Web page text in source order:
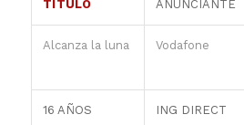
TÏTULO ANUNCIANTE
Alcanza la luna Vodafone
16 AÑOS
ING DIRECT